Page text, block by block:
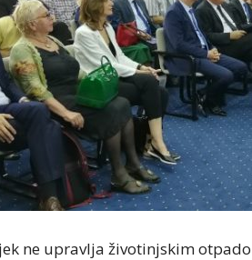
ne upravlja životinjskim